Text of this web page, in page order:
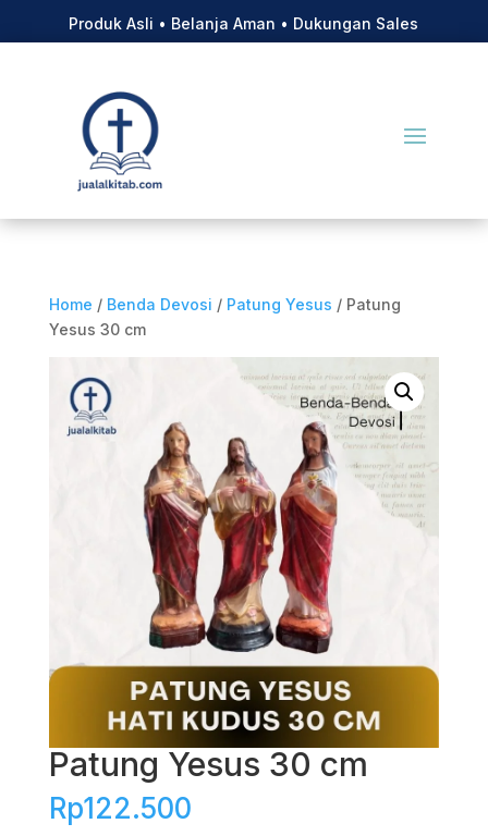
Produk Asli • Belanja Aman • Dukungan Sales
Home / Benda Devosi / Patung Yesus / Patung
Yesus 30 cm
Patung Yesus 30 cm
Rp122.500